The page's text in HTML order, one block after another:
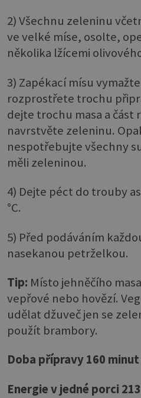
2) Všechnu zeleninu
ve velké míse, osolte,
několika lžícemi
3) Zapékací mísu
rozprostřete trochu
dejte trochu masa a část
navrstvěte zeleninu.
nespotřebujte všechny
měli zeleninou.
4) Dejte péct do trouby
°C.
5) Před podáváním
nasekanou petrželkou.
Tip: Místo jehněčího
vepřové nebo hovězí.
udělat džuveč jen se
použít brambory.
Doba přípravy 160 minut
Energie v jedné porci